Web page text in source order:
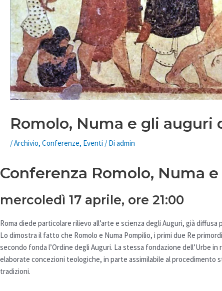
Romolo, Numa e gli auguri
/Archivio, Conferenze, Eventi / Di admin
Conferenza Romolo, Numa
mercoledì 17 aprile, ore 21:00
Roma diede particolare rilievo all’arte e scienza degli Auguri, già
Lo dimostra il fatto che Romolo e Numa Pompilio, i primi due Re
secondo fonda l’Ordine degli Auguri. La stessa fondazione
elaborate concezioni teologiche, in parte assimilabile al procedimento
tradizioni.